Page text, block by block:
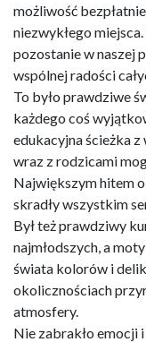
możliwość
niezwykłego
pozostanie w naszej
wspólnej radości
To było prawdziwe
każdego coś
edukacyjna ścieżka
wraz z rodzicami
Największym hitem
skradły wszystkim
Był też prawdziwy
najmłodszych, a
świata kolorów i
okolicznościach
atmosfery.
Nie zabrakło emocji